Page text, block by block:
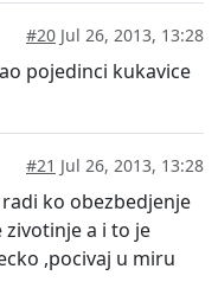
#20 Jul 26, 2013, 13:28
pojedinci kukavice
#21 Jul 26, 2013, 13:28
ko obezbedjenje
zivotinje a i to je
,pocivaj u miru